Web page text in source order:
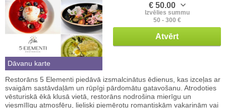
Dāvanu karte
€ 50.00
Izvēlies summu
50 - 300 €
Atvērt
Restorāns 5 Elementi piedāvā izsmalcinātus ēdienus, kas izceļas ar
svaigām sastāvdaļām un rūpīgi pārdomātu gatavošanu. Atrodoties
vēsturiskā ēkā klusā vietā, restorāns nodrošina mierīgu un
viesmīlīgu atmosfēru, lieliski piemērotu romantiskām vakariņām vai